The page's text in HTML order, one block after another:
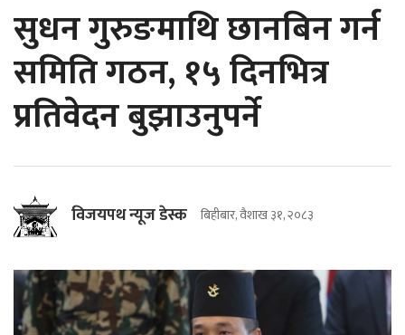
सुधन गुरुङमाथि छानबिन गर्न
समिति गठन, १५ दिनभित्र
प्रतिवेदन बुझाउनुपर्ने
विजयपथ न्यूज डेस्क बिहीबार, वैशाख ३१, २०८३